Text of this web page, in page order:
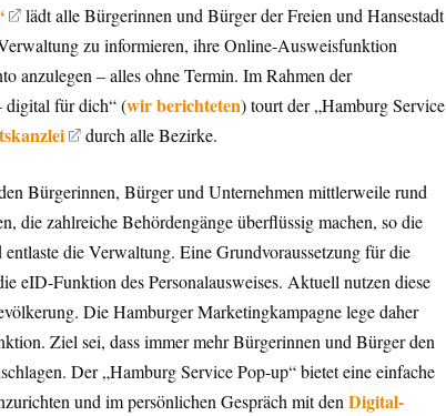
lädt alle Bürgerinnen und Bürger der Freien und Hansestadt
zu informieren, ihre Online-Ausweisfunktion
anzulegen – alles ohne Termin. Im Rahmen der
digital für dich“ (wir berichteten) tourt der „Hamburg Service
durch alle Bezirke.
Bürgerinnen, Bürger und Unternehmen mittlerweile rund
die zahlreiche Behördengänge überflüssig machen, so die
die Verwaltung. Eine Grundvoraussetzung für die
eID-Funktion des Personalausweises. Aktuell nutzen diese
Die Hamburger Marketingkampagne lege daher
Ziel sei, dass immer mehr Bürgerinnen und Bürger den
Der „Hamburg Service Pop-up“ bietet eine einfache
und im persönlichen Gespräch mit den Digital-